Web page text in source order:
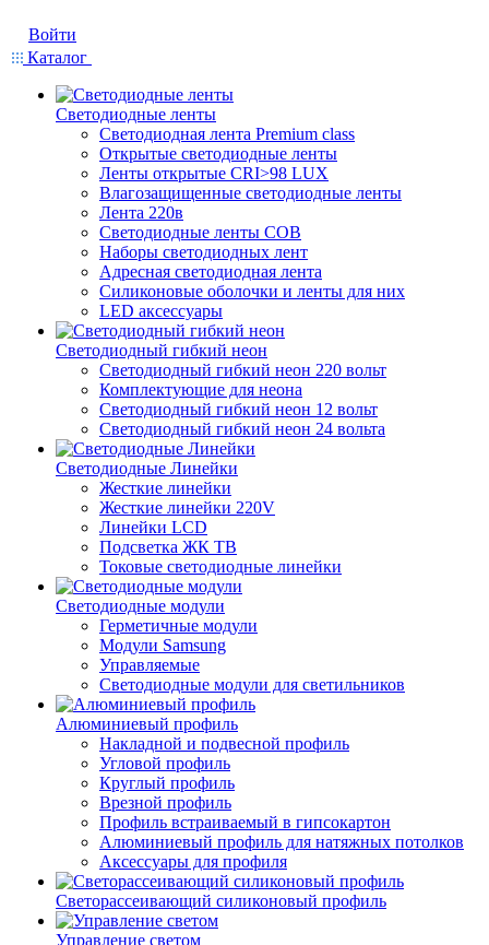
Войти
Каталог
Светодиодные ленты
Светодиодная лента Premium class
Открытые светодиодные ленты
Ленты открытые CRI>98 LUX
Влагозащищенные светодиодные ленты
Лента 220в
Светодиодные ленты COB
Наборы светодиодных лент
Адресная светодиодная лента
Силиконовые оболочки и ленты для них
LED аксессуары
Светодиодный гибкий неон
Светодиодный гибкий неон 220 вольт
Комплектующие для неона
Светодиодный гибкий неон 12 вольт
Светодиодный гибкий неон 24 вольта
Светодиодные Линейки
Жесткие линейки
Жесткие линейки 220V
Линейки LCD
Подсветка ЖК ТВ
Токовые светодиодные линейки
Светодиодные модули
Герметичные модули
Модули Samsung
Управляемые
Светодиодные модули для светильников
Алюминиевый профиль
Накладной и подвесной профиль
Угловой профиль
Круглый профиль
Врезной профиль
Профиль встраиваемый в гипсокартон
Алюминиевый профиль для натяжных потолков
Аксессуары для профиля
Светорассеивающий силиконовый профиль
Управление светом